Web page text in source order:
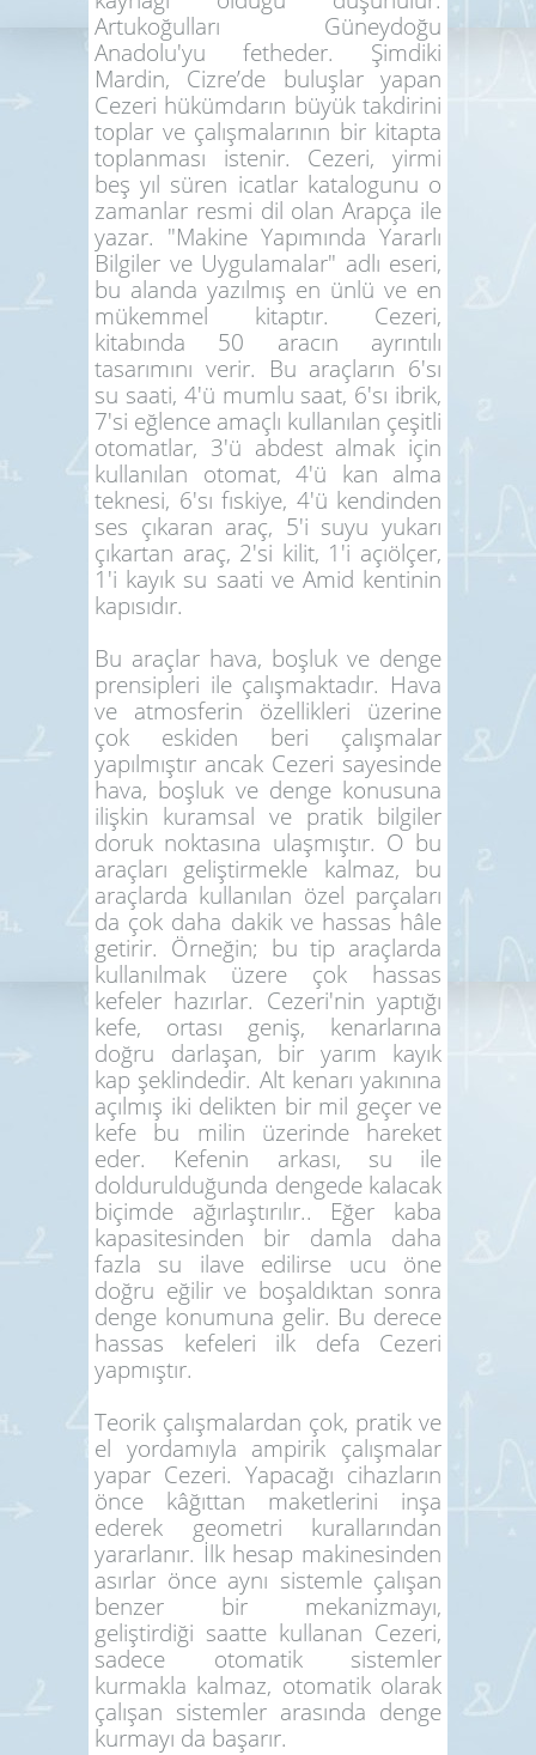
Artukoğulları Güneydoğu
Anadolu'yu fetheder. Şimdiki
Mardin, Cizre’de buluşlar yapan
Cezeri hükümdarın büyük takdirini
toplar ve çalışmalarının bir kitapta
toplanması istenir. Cezeri, yirmi
beş yıl süren icatlar katalogunu o
zamanlar resmi dil olan Arapça ile
yazar. "Makine Yapımında Yararlı
Bilgiler ve Uygulamalar" adlı eseri,
bu alanda yazılmış en ünlü ve en
mükemmel kitaptır. Cezeri,
kitabında 50 aracın ayrıntılı
tasarımını verir. Bu araçların 6'sı
su saati, 4'ü mumlu saat, 6'sı ibrik,
7'si eğlence amaçlı kullanılan çeşitli
otomatlar, 3'ü abdest almak için
kullanılan otomat, 4'ü kan alma
teknesi, 6'sı fıskiye, 4'ü kendinden
ses çıkaran araç, 5'i suyu yukarı
çıkartan araç, 2'si kilit, 1'i açıölçer,
1'i kayık su saati ve Amid kentinin
kapısıdır.
Bu araçlar hava, boşluk ve denge
prensipleri ile çalışmaktadır. Hava
ve atmosferin özellikleri üzerine
çok eskiden beri çalışmalar
yapılmıştır ancak Cezeri sayesinde
hava, boşluk ve denge konusuna
ilişkin kuramsal ve pratik bilgiler
doruk noktasına ulaşmıştır. O bu
araçları geliştirmekle kalmaz, bu
araçlarda kullanılan özel parçaları
da çok daha dakik ve hassas hâle
getirir. Örneğin; bu tip araçlarda
kullanılmak üzere çok hassas
kefeler hazırlar. Cezeri'nin yaptığı
kefe, ortası geniş, kenarlarına
doğru darlaşan, bir yarım kayık
kap şeklindedir. Alt kenarı yakınına
açılmış iki delikten bir mil geçer ve
kefe bu milin üzerinde hareket
eder. Kefenin arkası, su ile
doldurulduğunda dengede kalacak
biçimde ağırlaştırılır.. Eğer kaba
kapasitesinden bir damla daha
fazla su ilave edilirse ucu öne
doğru eğilir ve boşaldıktan sonra
denge konumuna gelir. Bu derece
hassas kefeleri ilk defa Cezeri
yapmıştır.
Teorik çalışmalardan çok, pratik ve
el yordamıyla ampirik çalışmalar
yapar Cezeri. Yapacağı cihazların
önce kâğıttan maketlerini inşa
ederek geometri kurallarından
yararlanır. İlk hesap makinesinden
asırlar önce aynı sistemle çalışan
benzer bir mekanizmayı,
geliştirdiği saatte kullanan Cezeri,
sadece otomatik sistemler
kurmakla kalmaz, otomatik olarak
çalışan sistemler arasında denge
kurmayı da başarır.